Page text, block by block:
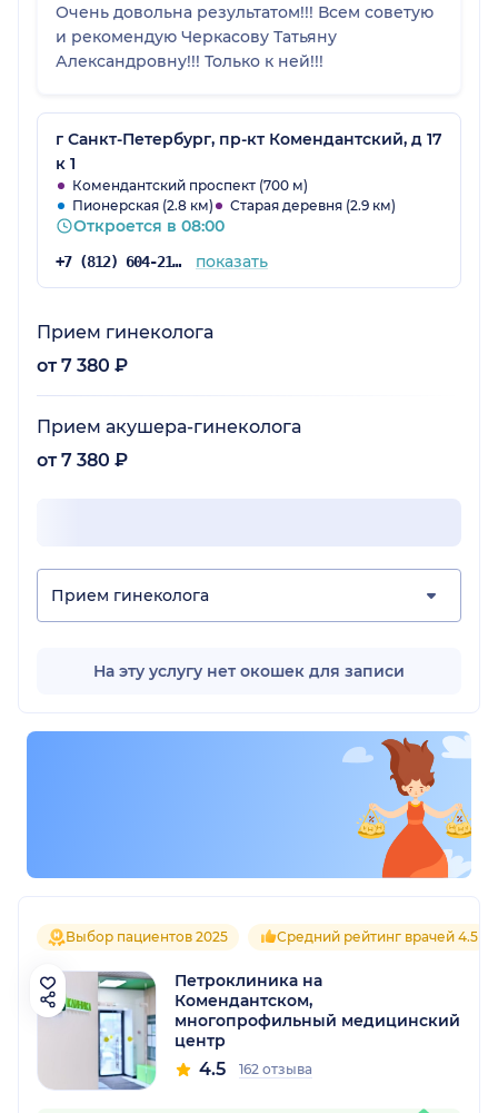
Очень довольна результатом!!! Всем советую
и рекомендую Черкасову Татьяну
Александровну!!! Только к ней!!!
г Санкт-Петербург, пр-кт Комендантский, д 17
к 1
Комендантский проспект (700 м)
Пионерская (2.8 км)
Старая деревня (2.9 км)
Откроется в 08:00
+7 (812) 604-21-60 показать
Прием гинеколога
от 7 380 ₽
Прием акушера-гинеколога
от 7 380 ₽
Прием гинеколога
На эту услугу нет окошек для записи
Выбор пациентов 2025 Средний рейтинг врачей 4.5
Петроклиника на
Комендантском,
многопрофильный медицинский
центр
4.5 162 отзыва